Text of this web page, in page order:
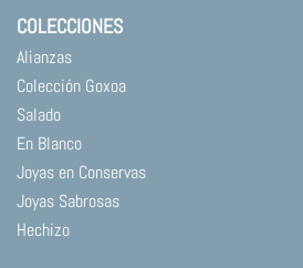
COLECCIONES
Alianzas
Colección Goxoa
Salado
En Blanco
Joyas en Conservas
Joyas Sabrosas
Hechizo